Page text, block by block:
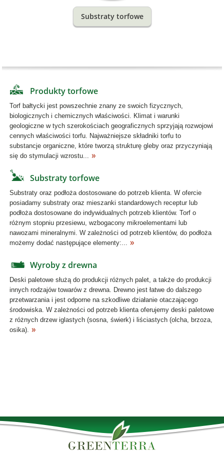
Substraty torfowe
Produkty torfowe
Torf bałtycki jest powszechnie znany ze swoich fizycznych,
biologicznych i chemicznych właściwości. Klimat i warunki
geologiczne w tych szerokościach geograficznych sprzyjają rozwojowi
cennych właściwości torfu. Najważniejsze składniki torfu to
substancje organiczne, które tworzą strukturę gleby oraz przyczyniają
się do stymulacji wzrostu...
Substraty torfowe
Substraty oraz podłoża dostosowane do potrzeb klienta. W ofercie
posiadamy substraty oraz mieszanki standardowych receptur lub
podłoża dostosowane do indywidualnych potrzeb klientów. Torf o
różnym stopniu przesiewu, wzbogacony mikroelementami lub
nawozami mineralnymi. W zależności od potrzeb klientów, do podłoża
możemy dodać następujące elementy:...
Wyroby z drewna
Deski paletowe służą do produkcji różnych palet, a także do produkcji
innych rodzajów towarów z drewna. Drewno jest łatwe do dalszego
przetwarzania i jest odporne na szkodliwe działanie otaczającego
środowiska. W zależności od potrzeb klienta oferujemy deski paletowe
z różnych drzew iglastych (sosna, świerk) i liściastych (olcha, brzoza,
osika).